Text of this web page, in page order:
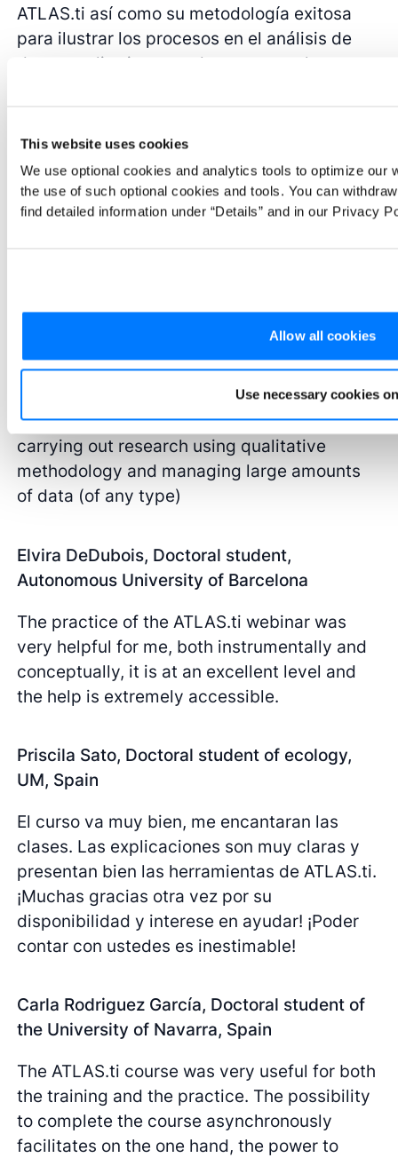
This website uses cookies
We use optional cookies and analytics tools to optimize our
the use of such optional cookies and tools. You can
find detailed information under “Details” and in our Privacy
Allow all cookies
Use necessary cookies
ATLAS.ti así como su metodología exitosa
para ilustrar los procesos en el análisis de
datos cualitativos conduce a una sola
Gracias por compartir sus conocimientos;
creo que sería muy útil, si está dentro de las
posibilidades, enviar a los asistentes la
grabación de la videoconferencia y los
símbolos utilizados para diseñar
Rodrigo Duerte, Doctoral student of
anthropology, UCM, Spain
This is a very useful course for those
carrying out research using qualitative
methodology and managing large amounts
of data (of any type)
Elvira DeDubois, Doctoral student,
Autonomous University of Barcelona
The practice of the ATLAS.ti webinar was
very helpful for me, both instrumentally and
conceptually, it is at an excellent level and
the help is extremely accessible.
Priscila Sato, Doctoral student of ecology,
UM, Spain
El curso va muy bien, me encantaran las
clases. Las explicaciones son muy claras y
presentan bien las herramientas de ATLAS.ti.
¡Muchas gracias otra vez por su
disponibilidad y interese en ayudar! ¡Poder
contar con ustedes es inestimable!
Carla Rodriguez García, Doctoral student of
the University of Navarra, Spain
The ATLAS.ti course was very useful for both
the training and the practice. The possibility
to complete the course asynchronously
facilitates on the one hand, the power to